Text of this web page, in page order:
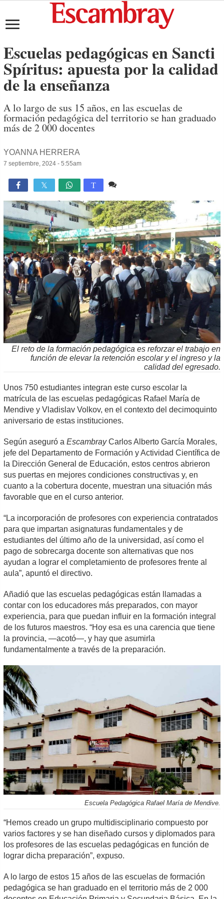
Escuelas pedagógicas en Sancti
Spíritus: apuesta por la calidad
de la enseñanza
A lo largo de sus 15 años, en las escuelas de
formación pedagógica del territorio se han graduado
más de 2 000 docentes
YOANNA HERRERA
7 septiembre, 2024 - 5:55am
 T
El reto de la formación pedagógica es reforzar el trabajo en
función de elevar la retención escolar y el ingreso y la
calidad del egresado.
Unos 750 estudiantes integran este curso escolar la
matrícula de las escuelas pedagógicas Rafael María de
Mendive y Vladislav Volkov, en el contexto del decimoquinto
aniversario de estas instituciones.
Según aseguró aEscambrayCarlos Alberto García Morales,
jefe del Departamento de Formación y Actividad Científica de
la Dirección General de Educación, estos centros abrieron
sus puertas en mejores condiciones constructivas y, en
cuanto a la cobertura docente, muestran una situación más
favorable que en el curso anterior.
“La incorporación de profesores con experiencia contratados
para que impartan asignaturas fundamentales y de
estudiantes del último año de la universidad, así como el
pago de sobrecarga docente son alternativas que nos
ayudan a lograr el completamiento de profesores frente al
aula”, apuntó el directivo.
Añadió que las escuelas pedagógicas están llamadas a
contar con los educadores más preparados, con mayor
experiencia, para que puedan influir en la formación integral
de los futuros maestros. “Hoy esa es una carencia que tiene
la provincia, —acotó—, y hay que asumirla
fundamentalmente a través de la preparación.
Escuela Pedagógica Rafael María de Mendive.
“Hemos creado un grupo multidisciplinario compuesto por
varios factores y se han diseñado cursos y diplomados para
los profesores de las escuelas pedagógicas en función de
lograr dicha preparación”, expuso.
A lo largo de estos 15 años de las escuelas de formación
pedagógica se han graduado en el territorio más de 2 000